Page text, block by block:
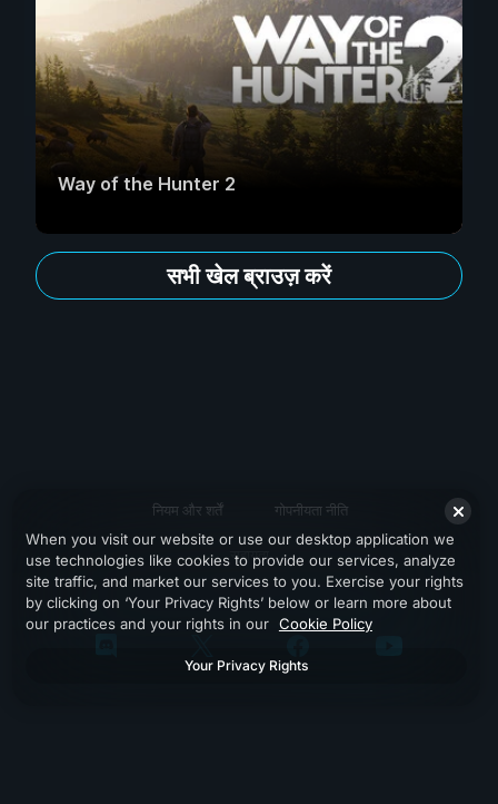
Way of the Hunter 2
सभी खेल ब्राउज़ करें
नियम और शर्तें गोपनीयता नीति
सहायता
When you visit our website or use our desktop application we
use technologies like cookies to provide our services, analyze
site traffic, and market our services to you. Exercise your rights
by clicking on ‘Your Privacy Rights’ below or learn more about
our practices and your rights in our Cookie Policy
Your Privacy Rights